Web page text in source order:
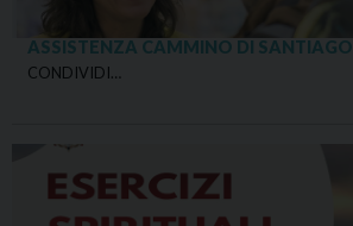
ASSISTENZA CAMMINO DI SANTIAGO
CONDIVIDI…